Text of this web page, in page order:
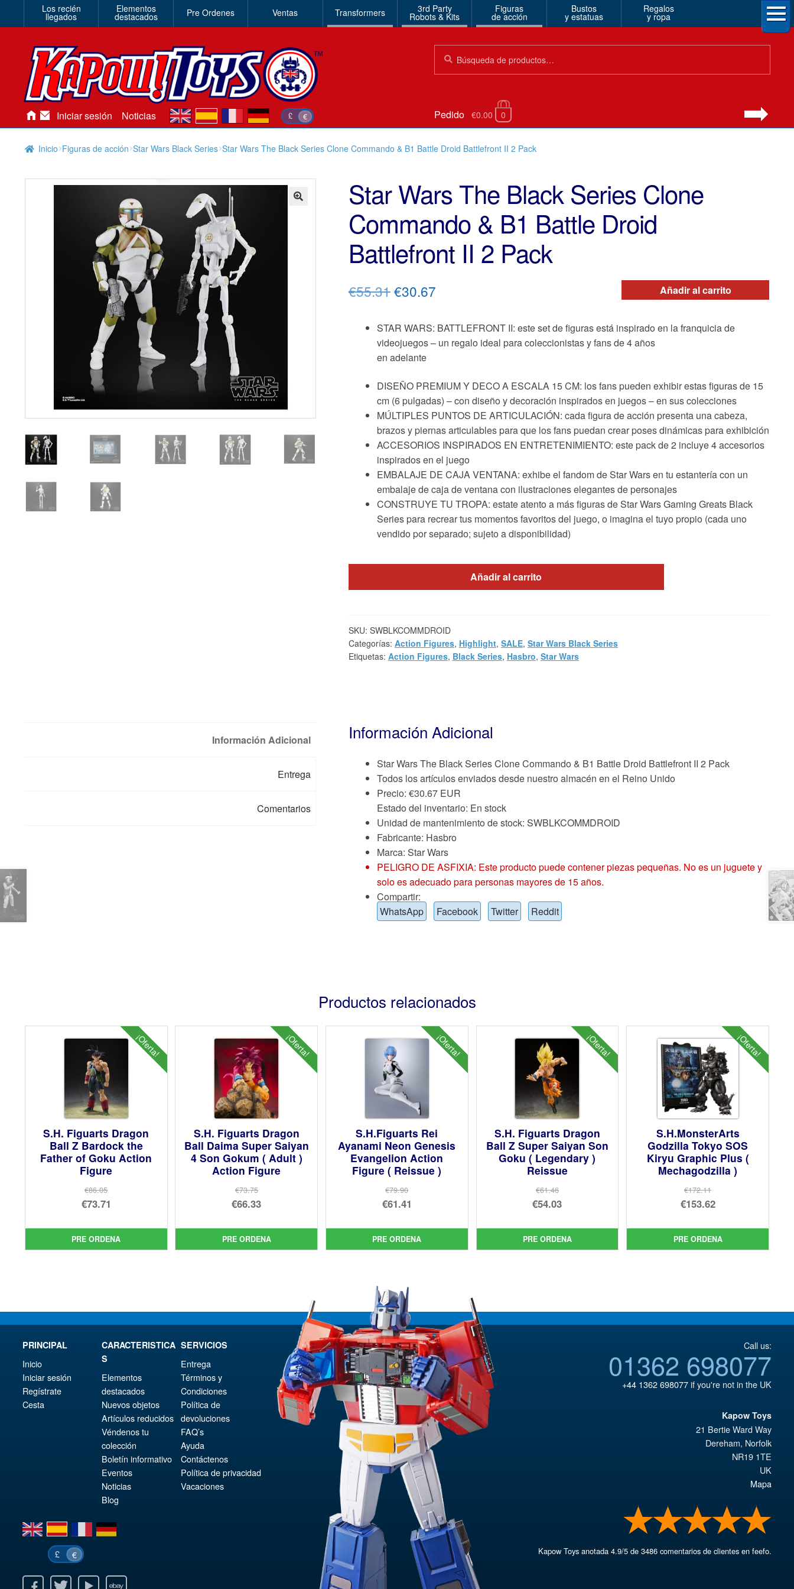
Los recién
llegados
Elementos
destacados Pre Ordenes Ventas Transformers 3rd Party
Robots & Kits
Figuras
de acción
Bustos
y estatuas
Regalos
y ropa
Iniciar sesión Noticias £ €
en es de Pedido €0.00 0
Inicio Figuras de acción Star Wars Black Series Star Wars The Black Series Clone Commando & B1 Battle Droid Battlefront II 2 Pack
Star Wars The Black Series Clone
Commando & B1 Battle Droid
Battlefront II 2 Pack
Añadir al carrito
€55.31El
original
era:
€30.67El
actual
STAR WARS: BATTLEFRONT II: este set de figuras está inspirado en la franquicia de
videojuegos – un regalo ideal para coleccionistas y fans de 4 años
en adelante
DISEÑO PREMIUM Y DECO A ESCALA 15 CM: los fans pueden exhibir estas figuras de 15
cm (6 pulgadas) – con diseño y decoración inspirados en juegos – en sus colecciones
MÚLTIPLES PUNTOS DE ARTICULACIÓN: cada figura de acción presenta una cabeza,
brazos y piernas articulables para que los fans puedan crear poses dinámicas para exhibición
ACCESORIOS INSPIRADOS EN ENTRETENIMIENTO: este pack de 2 incluye 4 accesorios
inspirados en el juego
EMBALAJE DE CAJA VENTANA: exhibe el fandom de Star Wars en tu estantería con un
embalaje de caja de ventana con ilustraciones elegantes de personajes
CONSTRUYE TU TROPA: estate atento a más figuras de Star Wars Gaming Greats Black
Series para recrear tus momentos favoritos del juego, o imagina el tuyo propio (cada uno
vendido por separado; sujeto a disponibilidad)
Añadir al carrito
SKU: SWBLKCOMMDROID
Categorías: Action Figures, Highlight, SALE, Star Wars Black Series
Etiquetas: Action Figures, Black Series, Hasbro, Star Wars
Información Adicional
Entrega
Comentarios
Información Adicional
Star Wars The Black Series Clone Commando & B1 Battle Droid Battlefront II 2 Pack
Todos los artículos enviados desde nuestro almacén en el Reino Unido
Precio: €30.67 EUR
Estado del inventario: En stock
Unidad de mantenimiento de stock: SWBLKCOMMDROID
Fabricante: Hasbro
Marca: Star Wars
PELIGRO DE ASFIXIA: Este producto puede contener piezas pequeñas. No es un juguete y
solo es adecuado para personas mayores de 15 años.
Compartir:
WhatsApp
Facebook Twitter Reddit
Productos relacionados
¡Oferta!
S.H. Figuarts Dragon
Ball Z Bardock the
Father of Goku Action
Figure
€86.05
El
original
era:
€73.71
precio
actual
PRE ORDENA
¡Oferta!
S.H. Figuarts Dragon
Ball Daima Super Saiyan
4 Son Gokum ( Adult )
Action Figure
€73.75
El
original
era:
€66.33
precio
actual
PRE ORDENA
¡Oferta!
S.H.Figuarts Rei
Ayanami Neon Genesis
Evangelion Action
Figure ( Reissue )
€79.90
El
original
era:
€61.41
precio
actual
PRE ORDENA
¡Oferta!
S.H. Figuarts Dragon
Ball Z Super Saiyan Son
Goku ( Legendary )
Reissue
€61.46
El
original
era:
€54.03
precio
actual
PRE ORDENA
¡Oferta!
S.H.MonsterArts
Godzilla Tokyo SOS
Kiryu Graphic Plus (
Mechagodzilla )
€172.11
El
original
era:
€153.62
precio
actual
PRE ORDENA
PRINCIPAL
Inicio
Iniciar sesión
Regístrate
Cesta
CARACTERISTICA
S
Elementos
destacados
Nuevos objetos
Artículos reducidos
Véndenos tu
colección
Boletín informativo
Eventos
Noticias
Blog
SERVICIOS
Entrega
Términos y
Condiciones
Política de
devoluciones
FAQ’s
Ayuda
Contáctenos
Política de privacidad
Vacaciones
en es fr de
£ €
Youtube Ebay
Call us:
01362 698077
+44 1362 698077if you're not in the UK
Kapow Toys
21 Bertie Ward Way
Dereham, Norfolk
NR19 1TE
UK
Mapa
Kapow Toys anotada4.9/5 de3486 comentarios de clientes en feefo.